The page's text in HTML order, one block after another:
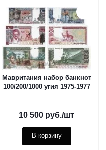
Мавритания набор банкнот
100/200/1000 угия 1975-1977
10 500 руб./шт
В корзину